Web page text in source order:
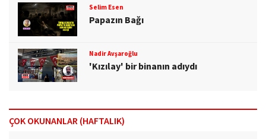
Selim Esen
Papazın Bağı
Nadir Avşaroğlu
'Kızılay' bir binanın adıydı
ÇOK OKUNANLAR (HAFTALIK)